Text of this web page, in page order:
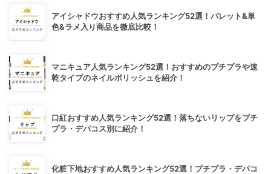
アイシャドウおすすめ人気ランキング52選！パレット&単
色&ラメ入り商品を徹底比較！
マニキュア人気ランキング52選！おすすめのプチプラや速
乾タイプのネイルポリッシュを紹介！
口紅おすすめ人気ランキング52選！落ちないリップをプチ
プラ・デパコス別に紹介！
化粧下地おすすめ人気ランキング52選！プチプラ・デパコ